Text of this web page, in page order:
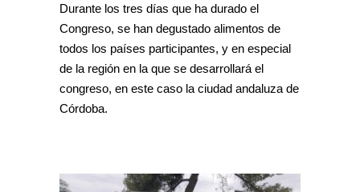
Durante los tres días que ha durado el
Congreso, se han degustado alimentos de
todos los países participantes, y en especial
de la región en la que se desarrollará el
congreso, en este caso la ciudad andaluza de
Córdoba.